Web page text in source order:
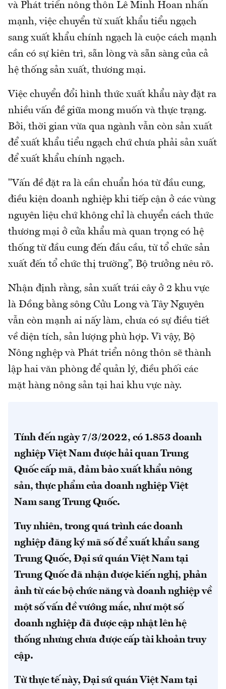
và Phát triển nông thôn Lê Minh Hoan nhấn
mạnh, việc chuyển từ xuất khẩu tiểu ngạch
sang xuất khẩu chính ngạch là cuộc cách mạnh
cần có sự kiên trì, sẵn lòng và sẵn sàng của cả
hệ thống sản xuất, thương mại.
Việc chuyển đổi hình thức xuất khẩu này đặt ra
nhiều vấn đề giữa mong muốn và thực trạng.
Bởi, thời gian vừa qua ngành vẫn còn sản xuất
để xuất khẩu tiểu ngạch chứ chưa phải sản xuất
để xuất khẩu chính ngạch.
"Vấn đề đặt ra là cần chuẩn hóa từ đầu cung,
điều kiện doanh nghiệp khi tiếp cận ở các vùng
nguyên liệu chứ không chỉ là chuyển cách thức
thương mại ở cửa khẩu mà quan trọng có hệ
thống từ đầu cung đến đầu cầu, từ tổ chức sản
xuất đến tổ chức thị trường”, Bộ trưởng nêu rõ.
Nhận định rằng, sản xuất trái cây ở 2 khu vực
là Đồng bằng sông Cửu Long và Tây Nguyên
vẫn còn mạnh ai nấy làm, chưa có sự điều tiết
về diện tích, sản lượng phù hợp. Vì vậy, Bộ
Nông nghệp và Phát triển nông thôn sẽ thành
lập hai văn phòng để quản lý, điều phối các
mặt hàng nông sản tại hai khu vực này.
Tính đến ngày 7/3/2022, có 1.853 doanh
nghiệp Việt Nam được hải quan Trung
Quốc cấp mã, đảm bảo xuất khẩu nông
sản, thực phẩm của doanh nghiệp Việt
Nam sang Trung Quốc.
Tuy nhiên, trong quá trình các doanh
nghiệp đăng ký mã số để xuất khẩu sang
Trung Quốc, Đại sứ quán Việt Nam tại
Trung Quốc đã nhận được kiến nghị, phản
ảnh từ các bộ chức năng và doanh nghiệp về
một số vấn đề vướng mắc, như một số
doanh nghiệp đã được cập nhật lên hệ
thống nhưng chưa được cấp tài khoản truy
cập.
Từ thực tế này, Đại sứ quán Việt Nam tại